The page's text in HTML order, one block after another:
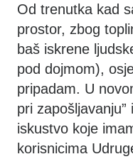
Od trenutka kad
prostor, zbog
baš iskrene
pod dojmom),
pripadam. U
pri
iskustvo koje
korisnicima